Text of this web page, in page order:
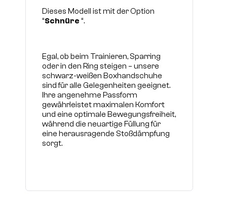
Dieses Modell ist mit der Option
“Schnüre “.
Egal, ob beim Trainieren, Sparring
oder in den Ring steigen – unsere
schwarz-weißen Boxhandschuhe
sind für alle Gelegenheiten geeignet.
Ihre angenehme Passform
gewährleistet maximalen Komfort
und eine optimale Bewegungsfreiheit,
während die neuartige Füllung für
eine herausragende Stoßdämpfung
sorgt.